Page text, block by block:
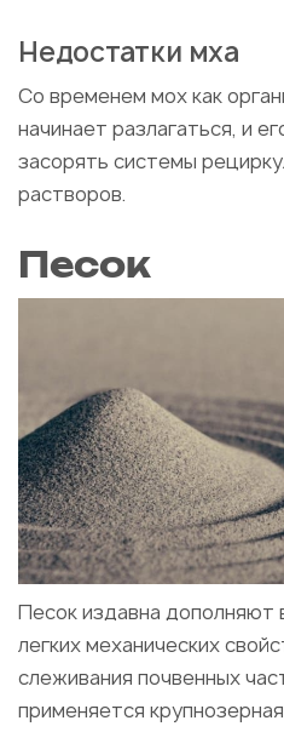
Недостатки мха
Со временем мох как
начинает разлагаться, и
засорять системы
растворов.
Песок
Песок издавна дополняют
легких механических
слеживания почвенных
применяется